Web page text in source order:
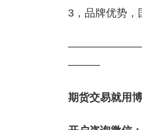
3，品牌优势，
———
期货交易就用